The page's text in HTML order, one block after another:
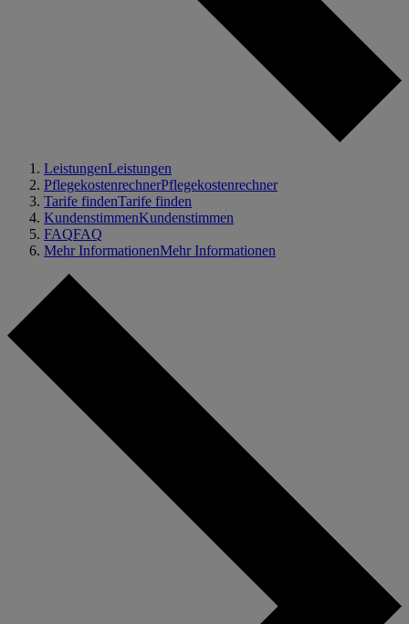
LeistungenLeistungen
PflegekostenrechnerPflegekostenrechner
Tarife findenTarife finden
KundenstimmenKundenstimmen
FAQFAQ
Mehr InformationenMehr Informationen